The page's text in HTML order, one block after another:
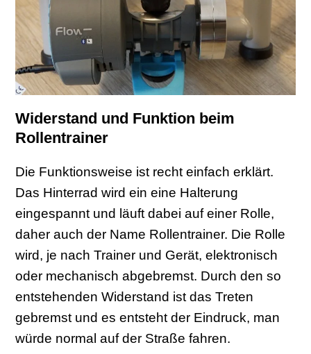
Widerstand und Funktion beim
Rollentrainer
Die Funktionsweise ist recht einfach erklärt.
Das Hinterrad wird ein eine Halterung
eingespannt und läuft dabei auf einer Rolle,
daher auch der Name Rollentrainer. Die Rolle
wird, je nach Trainer und Gerät, elektronisch
oder mechanisch abgebremst. Durch den so
entstehenden Widerstand ist das Treten
gebremst und es entsteht der Eindruck, man
würde normal auf der Straße fahren.